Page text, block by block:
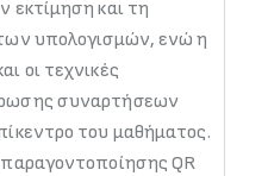
εκτίμηση και τη
υπολογισμών, ενώ η
οι τεχνικές
συναρτήσεων
του μαθήματος.
παραγοντοποίησης QR